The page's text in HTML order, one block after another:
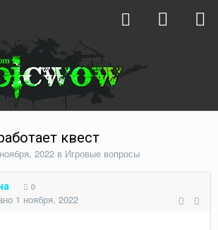
квест
2022 в Игровые вопросы
0
1 ноября, 2022